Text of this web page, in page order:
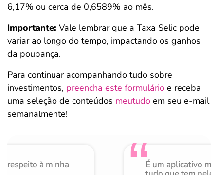
6,17% ou cerca de 0,6589% ao mês.
Importante: Vale lembrar que a Taxa Selic pode
variar ao longo do tempo, impactando os ganhos
da poupança.
Para continuar acompanhando tudo sobre
investimentos, preencha este formulário e receba
uma seleção de conteúdos meutudo em seu e-mail
semanalmente!
respeito à minha É um aplicativo